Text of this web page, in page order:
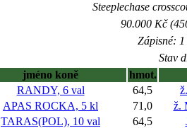
Steeplechase
90.000 Kč
Zápisné:
Stav
jméno koně
hmot.
RANDY, 6 val 64,5
APAS ROCKA, 5 kl 71,0
ž.
TARAS(POL), 10 val 64,5